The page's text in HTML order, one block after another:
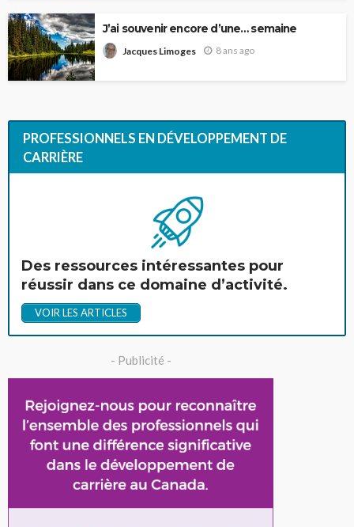
J’ai souvenir encore d’une… semaine
Jacques Limoges 8 ans ago
PROFESSIONNELS EN DÉVELOPPEMENT DE
CARRIÈRE
Des ressources intéressantes pour
réussir dans ce domaine d’activité.
VOIR LES ARTICLES
- Publicité -